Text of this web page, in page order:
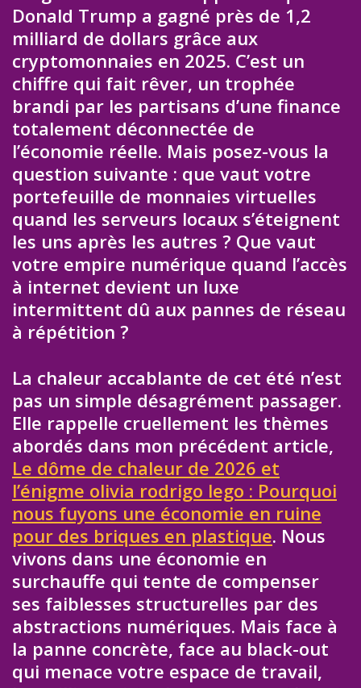
Donald Trump a gagné près de 1,2
milliard de dollars grâce aux
cryptomonnaies en 2025. C’est un
chiffre qui fait rêver, un trophée
brandi par les partisans d’une finance
totalement déconnectée de
l’économie réelle. Mais posez-vous la
question suivante : que vaut votre
portefeuille de monnaies virtuelles
quand les serveurs locaux s’éteignent
les uns après les autres ? Que vaut
votre empire numérique quand l’accès
à internet devient un luxe
intermittent dû aux pannes de réseau
à répétition ?
La chaleur accablante de cet été n’est
pas un simple désagrément passager.
Elle rappelle cruellement les thèmes
abordés dans mon précédent article,
Le dôme de chaleur de 2026 et
l’énigme olivia rodrigo lego : Pourquoi
nous fuyons une économie en ruine
pour des briques en plastique. Nous
vivons dans une économie en
surchauffe qui tente de compenser
ses faiblesses structurelles par des
abstractions numériques. Mais face à
la panne concrète, face au black-out
qui menace votre espace de travail,